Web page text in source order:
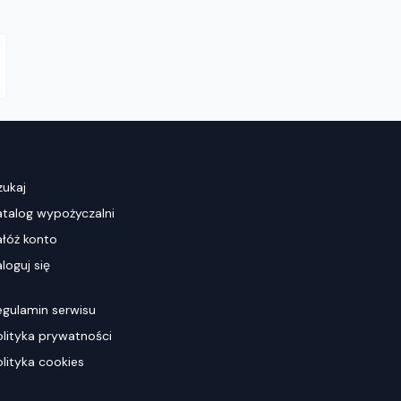
wypożyczalni
konto
się
serwisu
prywatności
cookies